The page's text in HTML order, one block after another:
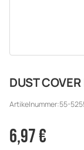
DUST
Artikelnummer:55-
6,97 €